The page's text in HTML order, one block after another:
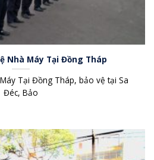
Nhà Máy Tại Đồng Tháp
Tại Đồng Tháp, bảo vệ tại Sa
Đéc, Bảo